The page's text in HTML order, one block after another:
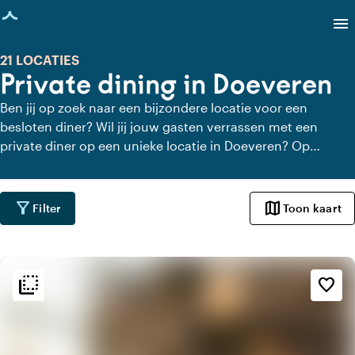
geladen
menu
Private dining in Doeveren
21 LOCATIES
Ben jij op zoek naar een bijzondere locatie voor een
besloten diner? Wil jij jouw gasten verrassen met een
private diner op een unieke locatie in Doeveren? Op
Doeveren waar je in alle rust kunt dineren. Bekijk alle
private dining locaties voor een heerlijk verzorgd private
diner.
filter_alt Filter map Toon kaart
flip_to_back favorite_border
flip_to_back Sfeer en esthetiek
weekend
Klassiek